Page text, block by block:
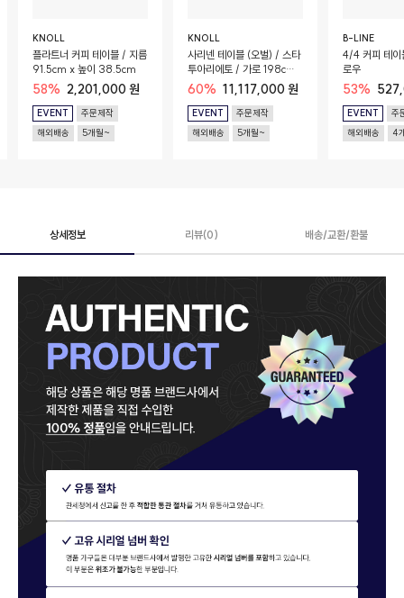
KNOLL
플라트너 커피 테이블 / 지름
91.5cm x 높이 38.5cm
58% 2,201,000 원
EVENT
주문제작
해외배송
5개월~
KNOLL
사리넨 테이블 (오벌) / 스타
투아리에토 / 가로 198cm,
높이 74cm / 코팅 마감
60% 11,117,000 원
EVENT
주문제작
해외배송
5개월~
B-LINE
4/4 커피 테이
로우
53%
EVENT
주
해외배송
4
상세정보 리뷰(0) 배송/교환/환불